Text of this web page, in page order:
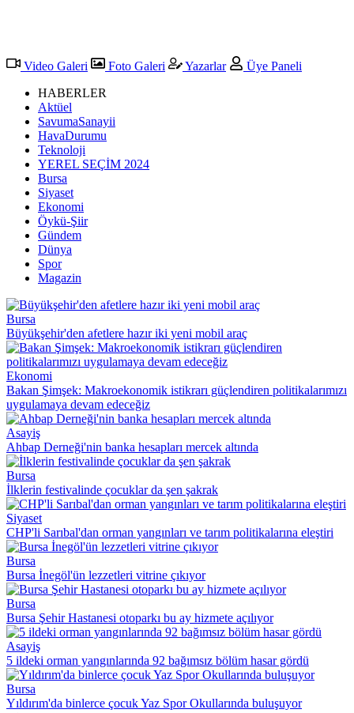
Video Galeri Foto Galeri Yazarlar
Üye Paneli
HABERLER
Aktüel
SavumaSanayii
HavaDurumu
Teknoloji
YEREL SEÇİM 2024
Bursa
Siyaset
Ekonomi
Öykü-Şiir
Gündem
Dünya
Spor
Magazin
Bursa
Büyükşehir'den afetlere hazır iki yeni mobil araç
Ekonomi
Bakan Şimşek: Makroekonomik istikrarı güçlendiren politikalarımızı
uygulamaya devam edeceğiz
Asayiş
Ahbap Derneği'nin banka hesapları mercek altında
Bursa
İlklerin festivalinde çocuklar da şen şakrak
Siyaset
CHP'li Sarıbal'dan orman yangınları ve tarım politikalarına eleştiri
Bursa
Bursa İnegöl'ün lezzetleri vitrine çıkıyor
Bursa
Bursa Şehir Hastanesi otoparkı bu ay hizmete açılıyor
Asayiş
5 ildeki orman yangınlarında 92 bağımsız bölüm hasar gördü
Bursa
Yıldırım'da binlerce çocuk Yaz Spor Okullarında buluşuyor